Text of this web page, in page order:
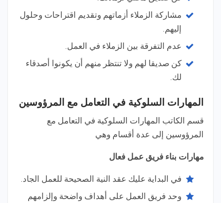
مشاركة الزملاء أزماتهم وتقديم اقتراحات وحلول
إليهم.
عدم التفرقة بين الزملاء في العمل.
كن صديقا لهم ولا تنتظر منهم أن يكونوا أصدقاء
لك.
المهارات السلوكية في التعامل مع المرؤوسين
قسم الكاتب المهارات السلوكية في التعامل مع
المرؤوسين إلى عدة أقسام وهي
مهارات بناء فريق عمل فعال
في البداية عليك عقد النية الصحيحة للعمل الجاد.
وحد فريق العمل على أهداف واضحة وإلزامهم